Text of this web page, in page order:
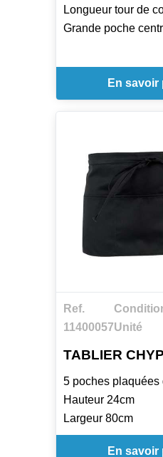
Longueur tour de
Grande poche
Hauteur : 100cm
Largeur : 105cm
Longueur ceinture
En savoir
Ref.
11400057Unité
TABLIER
5 poches plaquées
Hauteur 24cm
Largeur 80cm
En savoir